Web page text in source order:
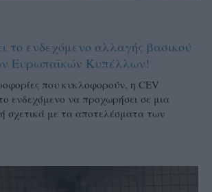
το ενδεχόμενο αλλαγής βασικού
Ευρωπαϊκών Κυπέλλων!
που κυκλοφορούν, η CEV
ενδεχόμενο να προχωρήσει σε μια
σχετικά με τα αποτελέσματα των